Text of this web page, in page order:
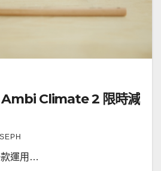
Ambi Climate 2 限時減
款運用…